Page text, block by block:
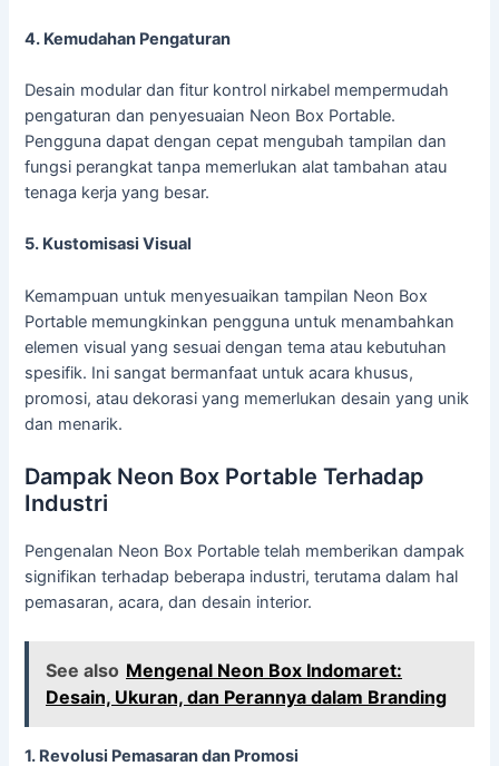
4. Kemudahan Pengaturan
Desain modular dan fitur kontrol nirkabel mempermudah
pengaturan dan penyesuaian Neon Box Portable.
Pengguna dapat dengan cepat mengubah tampilan dan
fungsi perangkat tanpa memerlukan alat tambahan atau
tenaga kerja yang besar.
5. Kustomisasi Visual
Kemampuan untuk menyesuaikan tampilan Neon Box
Portable memungkinkan pengguna untuk menambahkan
elemen visual yang sesuai dengan tema atau kebutuhan
spesifik. Ini sangat bermanfaat untuk acara khusus,
promosi, atau dekorasi yang memerlukan desain yang unik
dan menarik.
Dampak Neon Box Portable Terhadap
Industri
Pengenalan Neon Box Portable telah memberikan dampak
signifikan terhadap beberapa industri, terutama dalam hal
pemasaran, acara, dan desain interior.
See also Mengenal Neon Box Indomaret:
Desain, Ukuran, dan Perannya dalam Branding
1. Revolusi Pemasaran dan Promosi